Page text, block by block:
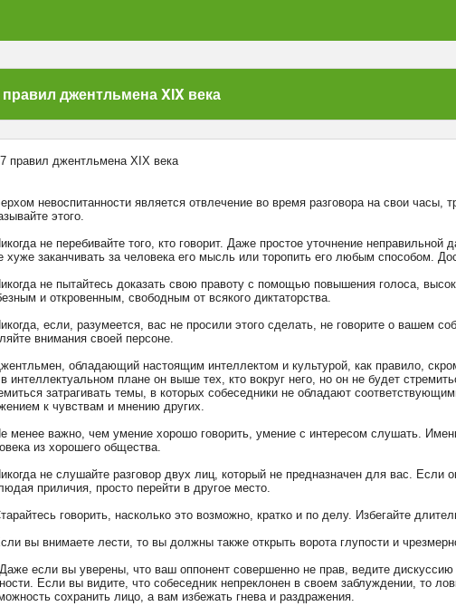
правил джентльмена XIX века
невоспитанности является отвлечение во время разговора на свои
этого.
не перебивайте того, кто говорит. Даже простое уточнение
хуже заканчивать за человека его мысль или торопить его любым способом.
не пытайтесь доказать свою правоту с помощью повышения голоса,
и откровенным, свободным от всякого диктаторства.
если, разумеется, вас не просили этого сделать, не говорите о вашем
внимания своей персоне.
обладающий настоящим интеллектом и культурой, как правило,
интеллектуальном плане он выше тех, кто вокруг него, но он не будет
затрагивать темы, в которых собеседники не обладают
к чувствам и мнению других.
менее важно, чем умение хорошо говорить, умение с интересом слушать.
из хорошего общества.
не слушайте разговор двух лиц, который не предназначен для вас.
приличия, просто перейти в другое место.
говорить, насколько это возможно, кратко и по делу. Избегайте
вы внимаете лести, то вы должны также открыть ворота глупости и
если вы уверены, что ваш оппонент совершенно не прав, ведите
Если вы видите, что собеседник непреклонен в своем заблуждении, то
сохранить лицо, а вам избежать гнева и раздражения.